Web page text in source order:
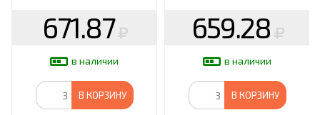
671.87
в наличии
В КОРЗИНУ
659.28
в наличии
В КОРЗИНУ